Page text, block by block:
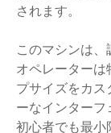
されます。
このマシンは、
オペレーター
プサイズをカス
ーなインターフ
初心者でも最小